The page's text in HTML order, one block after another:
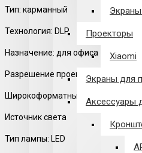
Проекторы
Xiaomi
Экраны для
Аксессуары
Тип: карманный
Технология: DLP
Назначение: для офиса
Разрешение проектора: 854x480
Широкоформатный: да
Источник света
Тип лампы: LED